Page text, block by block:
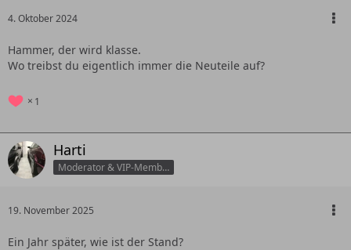
4. Oktober 2024
Hammer, der wird klasse.
Wo treibst du eigentlich immer die Neuteile auf?
1
Harti
Moderator & VIP-Member
19. November 2025
Ein Jahr später, wie ist der Stand?